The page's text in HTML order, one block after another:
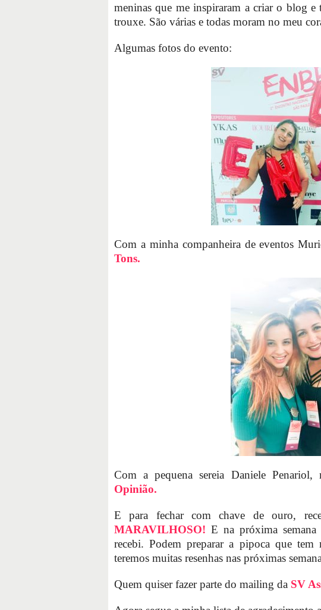
meninas que me inspiraram a criar o blog e
trouxe. São várias e todas moram no meu
Algumas fotos do evento:
Com a minha companheira de eventos
Tons.
Com a pequena sereia Daniele
Opinião.
E para fechar com chave de ouro,
MARAVILHOSO! E na próxima
recebi. Podem preparar a pipoca que
teremos muitas resenhas nas próximas
Quem quiser fazer parte do mailing da SV